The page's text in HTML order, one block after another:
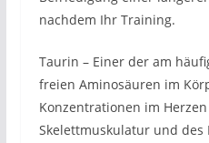
nachdem Ihr Training.
Taurin – Einer der am
freien Aminosäuren im
Konzentrationen im
Skelettmuskulatur und des